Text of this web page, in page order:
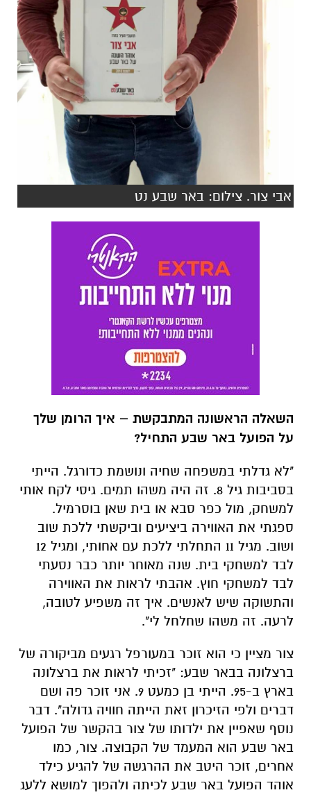
אבי צור. צילום: באר שבע נט
השאלה הראשונה המתבקשת – איך הרומן שלך
על הפועל באר שבע התחיל?
בסביבות גיל 8. זה היה משהו תמים. גיסי לקח אותי
למשחק, מול כפר סבא או בית שאן בוסרמיל.
ושוב. מגיל 11 התחלתי ללכת עם אחותי, ומגיל 12
לבד למשחקי בית. שנה מאוחר יותר כבר נסעתי
לבד למשחקי חוץ. אהבתי לראות את האווירה
והתשוקה שיש לאנשים. איך זה משפיע לטובה,
לרעה. זה משהו שחלחל לי".
צור מציין כי הוא זוכר במעורפל רגעים מביקורה של
ברצלונה בבאר שבע: "זכיתי לראות את ברצלונה
נוסף שאפיין את ילדותו של צור בהקשר של הפועל
באר שבע הוא המעמד של הקבוצה. צור, כמו
אחרים, זוכר היטב את ההרגשה של להגיע כילד
אוהד הפועל באר שבע לכיתה ולהפוך למושא ללעג
בעקבות אבדתו לקבוצה של בירת הנגבה.
"כשאני הייתי ילד מכבי תל אביב ומכבי חיפה היו
הקבוצות הכי טובות" הוא נזכר "אבל לי הייתה